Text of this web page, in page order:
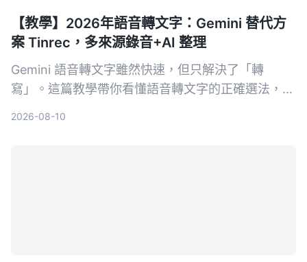
【教學】2026年語音轉文字：Gemini 替代方
案 Tinrec，多來源錄音+AI 整理
Gemini 語音轉文字雖然快速，但只解決了「轉
寫」。這篇教學帶你看懂語音轉文字的正確選法，並
2026-08-10